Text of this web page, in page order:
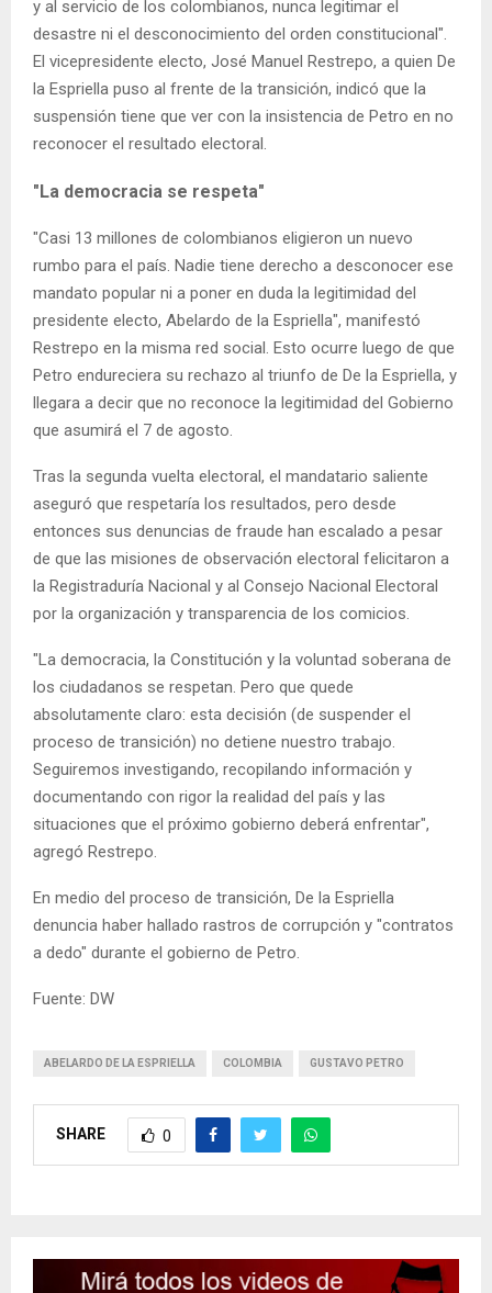
y al servicio de los colombianos, nunca legitimar el
desastre ni el desconocimiento del orden constitucional".
El vicepresidente electo, José Manuel Restrepo, a quien De
la Espriella puso al frente de la transición, indicó que la
suspensión tiene que ver con la insistencia de Petro en no
reconocer el resultado electoral.
"La democracia se respeta"
"Casi 13 millones de colombianos eligieron un nuevo
rumbo para el país. Nadie tiene derecho a desconocer ese
mandato popular ni a poner en duda la legitimidad del
presidente electo, Abelardo de la Espriella", manifestó
Restrepo en la misma red social. Esto ocurre luego de que
Petro endureciera su rechazo al triunfo de De la Espriella, y
llegara a decir que no reconoce la legitimidad del Gobierno
que asumirá el 7 de agosto.
Tras la segunda vuelta electoral, el mandatario saliente
aseguró que respetaría los resultados, pero desde
entonces sus denuncias de fraude han escalado a pesar
de que las misiones de observación electoral felicitaron a
la Registraduría Nacional y al Consejo Nacional Electoral
por la organización y transparencia de los comicios.
"La democracia, la Constitución y la voluntad soberana de
los ciudadanos se respetan. Pero que quede
absolutamente claro: esta decisión (de suspender el
proceso de transición) no detiene nuestro trabajo.
Seguiremos investigando, recopilando información y
documentando con rigor la realidad del país y las
situaciones que el próximo gobierno deberá enfrentar",
agregó Restrepo.
En medio del proceso de transición, De la Espriella
denuncia haber hallado rastros de corrupción y "contratos
a dedo" durante el gobierno de Petro.
Fuente: DW
ABELARDO DE LA ESPRIELLA COLOMBIA GUSTAVO PETRO
SHARE 0